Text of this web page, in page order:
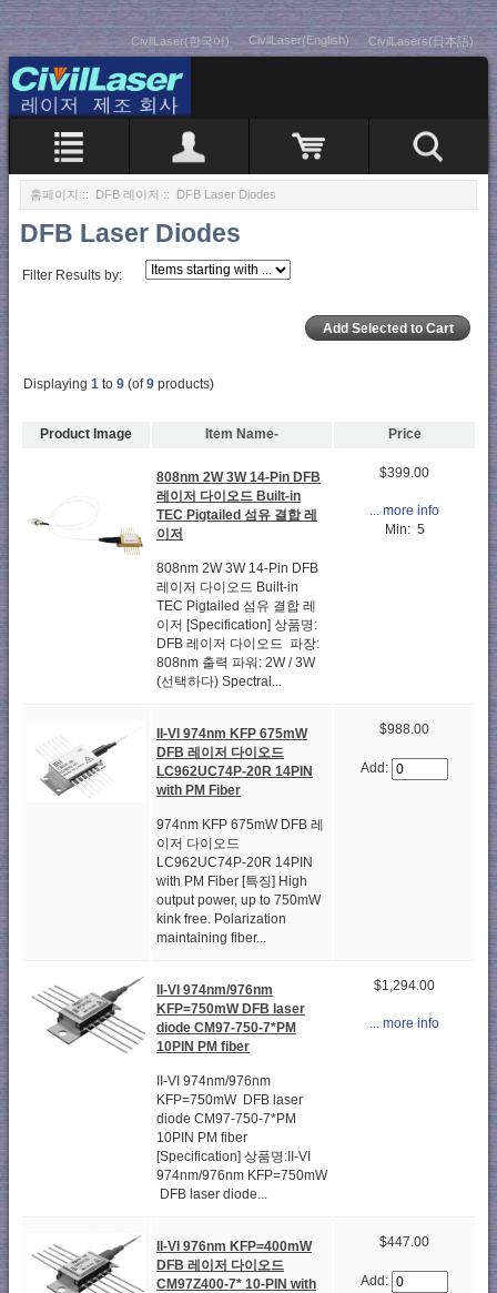
CivilLaser(한국어) CivilLaser(English) CivilLasers(日本語)
홈페이지 :: DFB 레이저 :: DFB Laser Diodes
DFB Laser Diodes
Filter Results by:
Displaying 1 to 9 (of9 products)
Product Image Item Name- Price
808nm 2W 3W 14-Pin DFB
레이저 다이오드 Built-in
TEC Pigtailed 섬유 결합 레
이저
808nm 2W 3W 14-Pin DFB
레이저 다이오드 Built-in
TEC Pigtailed 섬유 결합 레
이저 [Specification] 상품명:
DFB 레이저 다이오드 파장:
808nm 출력 파워: 2W / 3W
(선택하다) Spectral...
$399.00
... more info
Min: 5
II-VI 974nm KFP 675mW
DFB 레이저 다이오드
LC962UC74P-20R 14PIN
with PM Fiber
974nm KFP 675mW DFB 레
이저 다이오드
LC962UC74P-20R 14PIN
with PM Fiber [특징] High
output power, up to 750mW
kink free. Polarization
maintaining fiber...
$988.00
Add:
II-VI 974nm/976nm
KFP=750mW DFB laser
diode CM97-750-7*PM
10PIN PM fiber
II-VI 974nm/976nm
KFP=750mW DFB laser
diode CM97-750-7*PM
10PIN PM fiber
[Specification] 상품명:II-VI
974nm/976nm KFP=750mW
DFB laser diode...
$1,294.00
... more info
II-VI 976nm KFP=400mW
DFB 레이저 다이오드
CM97Z400-7* 10-PIN with
$447.00
Add: